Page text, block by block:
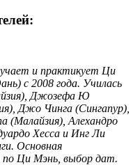
и практикует Ци
с 2008 года. Училась
Джозефа Ю
Джо Чинга (Сингапур),
(Малайзия), Алехандро
Хесса и Инг Ли
Основная
по Ци Мэнь, выбор дат.